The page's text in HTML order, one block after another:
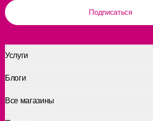
Подписаться
Услуги
Блоги
Все магазины